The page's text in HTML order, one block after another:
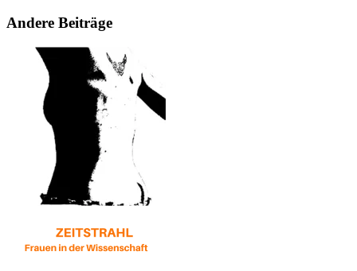
Andere Beiträge